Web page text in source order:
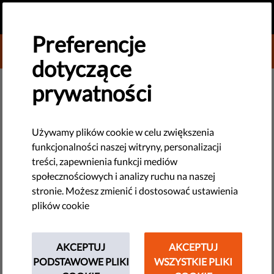
DONATE TO LIBERTIES
NOWE TECHNOLOGIE I PRAWA CZŁOWIEKA
Nie ma nadziei na wolność tam,
gdzie nie ma wolnych mediów
Chociaż postawy autorytarnych przywódców nie zmieniły się
za bardzo z biegiem czasu, medialny krajobraz owszem.
Media są teraz bardziej dostępne - i podatne na wszelkiego
rodzaju nadużycia - niż kiedykolwiek wcześniej.
listopada 06, 2018
Preferencje
dotyczące
prywatności
Używamy plików cookie w celu zwiększenia
funkcjonalności naszej witryny, personalizacji
treści, zapewnienia funkcji mediów
społecznościowych i analizy ruchu na naszej
stronie. Możesz zmienić i dostosować ustawienia
plików cookie
AKCEPTUJ
PODSTAWOWE PLIKI
AKCEPTUJ
WSZYSTKIE PLIKI